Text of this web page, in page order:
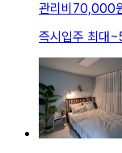
관리비 70,000
즉시입주 최대 ~